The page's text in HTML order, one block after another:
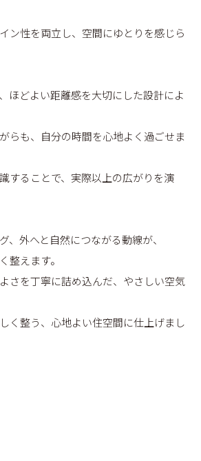
ン性を両立し、空間にゆとりを感じら
ほどよい距離感を大切にした設計によ
らも、自分の時間を心地よく過ごせま
することで、実際以上の広がりを演
、外へと自然につながる動線が、
整えます。
さを丁寧に詰め込んだ、やさしい空気
く整う、心地よい住空間に仕上げまし